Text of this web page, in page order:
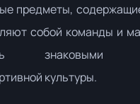
предметы,
собой команды и
знаковыми
культуры.